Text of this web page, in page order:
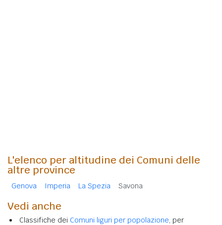
L'elenco per altitudine dei Comuni delle
altre province
Genova Imperia La Spezia Savona
Vedi anche
Classifiche dei Comuni liguri per popolazione, per